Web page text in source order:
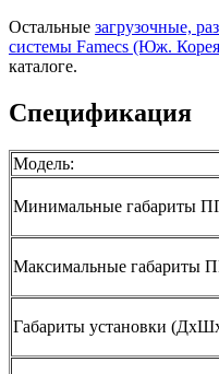
Остальные загрузочные,
системы Famecs (Юж.
каталоге.
Спецификация
Модель:
Минимальные габариты
Максимальные габариты
Габариты установки